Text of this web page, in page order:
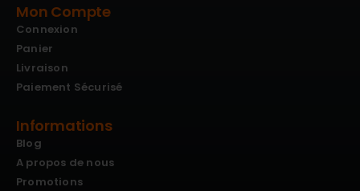
Mon Compte
Connexion
Panier
Livraison
Paiement Sécurisé
Informations
Blog
A propos de nous
Promotions